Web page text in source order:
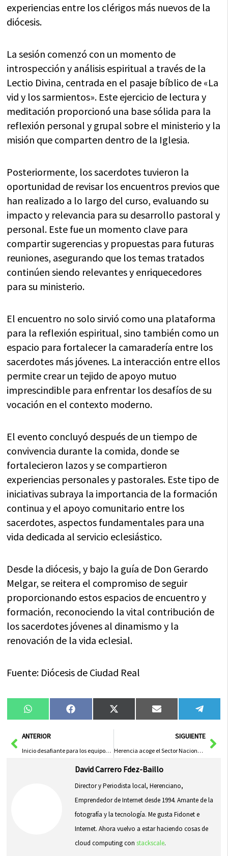
experiencias entre los clérigos más nuevos de la
diócesis.
La sesión comenzó con un momento de
introspección y análisis espiritual a través de la
Lectio Divina, centrada en el pasaje bíblico de «La
vid y los sarmientos». Este ejercicio de lectura y
meditación proporcionó una base sólida para la
reflexión personal y grupal sobre el ministerio y la
misión que comparten dentro de la Iglesia.
Posteriormente, los sacerdotes tuvieron la
oportunidad de revisar los encuentros previos que
han realizado a lo largo del curso, evaluando su
impacto y relevancia para su desarrollo pastoral y
personal. Este fue un momento clave para
compartir sugerencias y propuestas para futuras
reuniones, asegurando que los temas tratados
continúen siendo relevantes y enriquecedores
para su ministerio.
El encuentro no solo sirvió como una plataforma
para la reflexión espiritual, sino también como un
espacio para fortalecer la camaradería entre los
sacerdotes más jóvenes. La interacción entre ellos
permite crear un tejido de apoyo mutuo
imprescindible para enfrentar los desafíos de su
vocación en el contexto moderno.
El evento concluyó después de un tiempo de
convivencia durante la comida, donde se
fortalecieron lazos y se compartieron
experiencias personales y pastorales. Este tipo de
iniciativas subraya la importancia de la formación
continua y el apoyo comunitario entre los
sacerdotes, aspectos fundamentales para una
vida dedicada al servicio eclesiástico.
Desde la diócesis, y bajo la guía de Don Gerardo
Melgar, se reitera el compromiso de seguir
proporcionando estos espacios de encuentro y
formación, reconociendo la vital contribución de
los sacerdotes jóvenes al dinamismo y la
renovación de la vida eclesial.
Fuente: Diócesis de Ciudad Real
Compartir
en
WhatsAppCompartir
en
FacebookCompartir
en
X
(Twitter)
Compartir
en
Email
en
AntANTERIOR
Inicio desafiante para los equipos infantiles femeninos de Balonmano en Herencia y Marianistas
SIGUIENTE
Herencia acoge el Sector Nacional de Balonmano Infantil Femenino
David Carrero Fdez-Baillo
Director y Periodista local, Herenciano,
Emprendedor de Internet desde 1994. Amante de la
fotografía y la tecnología. Me gusta Fidonet e
Internet. Ahora vuelvo a estar haciendo cosas de
cloud computing con stackscale.